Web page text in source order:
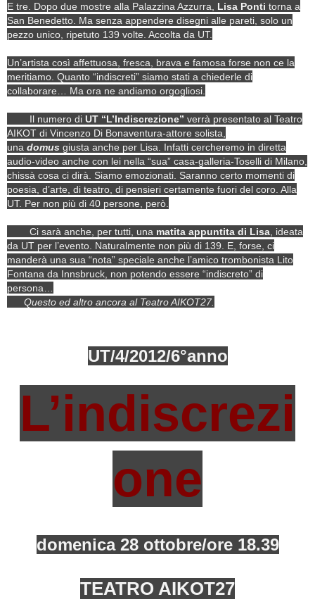
E tre. Dopo due mostre alla Palazzina Azzurra, Lisa Ponti torna a
San Benedetto. Ma senza appendere disegni alle pareti, solo un
pezzo unico, ripetuto 139 volte. Accolta da UT.
Un’artista così affettuosa, fresca, brava e famosa forse non ce la
meritiamo. Quanto “indiscreti” siamo stati a chiederle di
collaborare… Ma ora ne andiamo orgogliosi.
Il numero di UT “L’Indiscrezione” verrà presentato al Teatro
AIKOT di Vincenzo Di Bonaventura-attore solista,
una domus giusta anche per Lisa. Infatti cercheremo in diretta
audio-video anche con lei nella “sua” casa-galleria-Toselli di Milano,
chissà cosa ci dirà. Siamo emozionati. Saranno certo momenti di
poesia, d’arte, di teatro, di pensieri certamente fuori del coro. Alla
UT. Per non più di 40 persone, però.
Ci sarà anche, per tutti, una matita appuntita di Lisa, ideata
da UT per l’evento. Naturalmente non più di 139. E, forse, ci
manderà una sua “nota” speciale anche l’amico trombonista Lito
Fontana da Innsbruck, non potendo essere “indiscreto” di
persona…
Questo ed altro ancora al Teatro AIKOT27.
UT/4/2012/6°anno
L’indiscrezi
one
domenica 28 ottobre/ore 18.39
TEATRO AIKOT27